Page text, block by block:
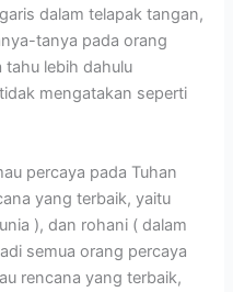
dalam telapak tangan,
tanya pada orang
lebih dahulu
mengatakan seperti
percaya pada Tuhan
yang terbaik, yaitu
), dan rohani ( dalam
semua orang percaya
rencana yang terbaik,